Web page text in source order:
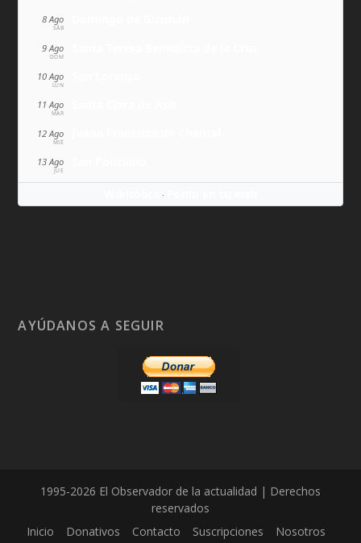
8 Ago
SÁB
9 Ago
DOM
10 Ago
LUN
11 Ago
MAR
12 Ago
MIÉ
13 Ago
JUE
·
AYÚDANOS A SEGUIR
1995-2026 El Observador de la actualidad | Derechos
reservados
Inicio
Donativos Contacto Suscripciones
Nosotros